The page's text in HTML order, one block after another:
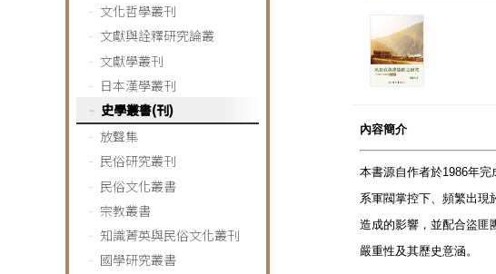
文化哲學叢刊
文獻與詮釋研究論叢
文獻學叢刊
日本漢學叢刊
史學叢書(刊)
放聲集
民俗研究叢刊
民俗文化叢書
宗教叢書
知識菁英與民俗文化叢刊
國學研究叢書
內容簡介
本書源自作者於1986年
系軍閥掌控下、頻繁出現
造成的影響，並配合盜匪
嚴重性及其歷史意涵。